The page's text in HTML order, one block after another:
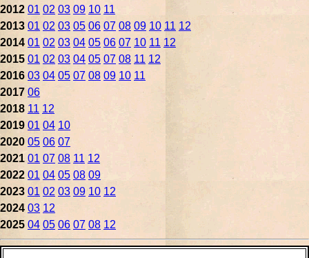
2012 01 02 03 09 10 11
2013 01 02 03 05 06 07 08 09 10 11 12
2014 01 02 03 04 05 06 07 10 11 12
2015 01 02 03 04 05 07 08 11 12
2016 03 04 05 07 08 09 10 11
2017 06
2018 11 12
2019 01 04 10
2020 05 06 07
2021 01 07 08 11 12
2022 01 04 05 08 09
2023 01 02 03 09 10 12
2024 03 12
2025 04 05 06 07 08 12